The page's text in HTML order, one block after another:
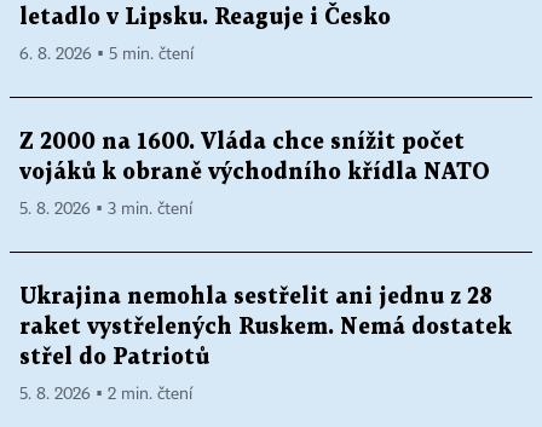
letadlo v Lipsku. Reaguje i Česko
6. 8. 2026 ▪ 5 min. čtení
Z 2000 na 1600. Vláda chce snížit počet
vojáků k obraně východního křídla NATO
5. 8. 2026 ▪ 3 min. čtení
Ukrajina nemohla sestřelit ani jednu z 28
raket vystřelených Ruskem. Nemá dostatek
střel do Patriotů
5. 8. 2026 ▪ 2 min. čtení